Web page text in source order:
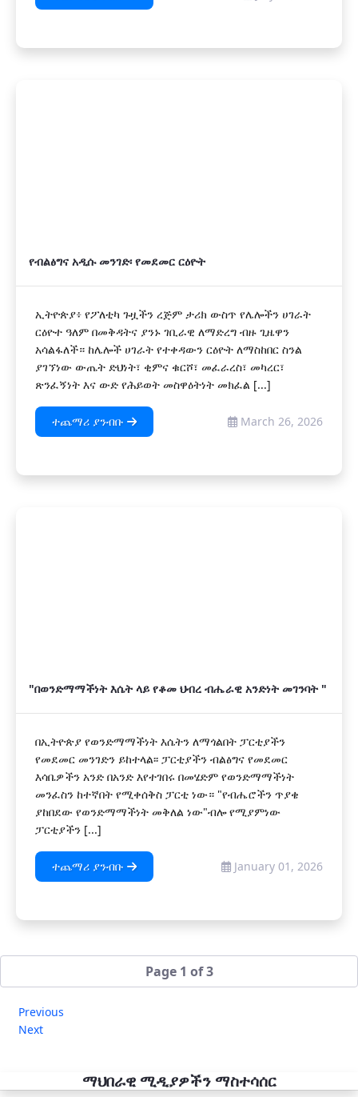
የብልፅግና አዲሱ መንገድ፡ የመደመር ርዕዮት
ኢትዮጵያ፥ የፖለቲካ ጉዟችን ረጅም ታሪክ ውስጥ የሌሎችን ሀገራት
ርዕዮተ ዓለም በመቅዳትና ያንኑ ገቢራዊ ለማድረግ ብዙ ጊዜዋን
አሳልፋለች። ከሌሎች ሀገራት የተቀዳውን ርዕዮት ለማስከበር ስንል
ያገኘነው ውጤት ድህነት፣ ቂምና ቁርሾ፣ መፈራረስ፣ መካረር፣
ጽንፈኝነት እና ውድ የሕይወት መስዋዕትነት መክፈል [...]
ተጨማሪ ያንብቡ March 26, 2026
"በወንድማማችነት እሴት ላይ የቆመ ህብረ ብሔራዊ አንድነት መገንባት "
በኢትዮጵያ የወንድማማችነት እሴትን ለማጎልበት ፓርቲያችን
የመደመር መንገድን ይከተላል፡፡ ፓርቲያችን ብልፅግና የመደመር
እሳቤዎችን አንድ በአንድ እየተገበሩ በመሄድም የወንድማማችነት
መንፈስን ከተኛበት የሚቀሰቅስ ፓርቲ ነው። "የብሔሮችን ጥያቄ
ያከበደው የወንድማማችነት መቅለል ነው"ብሎ የሚያምነው
ፓርቲያችን [...]
ተጨማሪ ያንብቡ January 01, 2026
Page 1 of 3
Previous
Next
ማህበራዊ ሚዲያዎችን ማስተሳሰር